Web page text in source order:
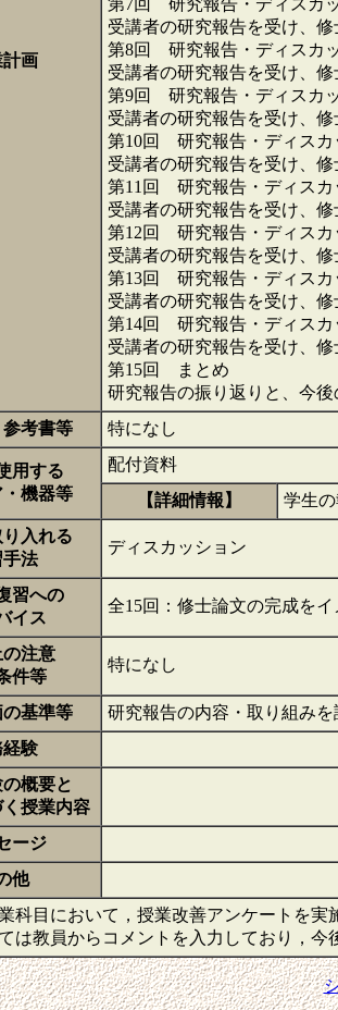
画
第7回 研究報告・ディスカ
受講者の研究報告を受け、
第8回 研究報告・ディスカ
受講者の研究報告を受け、
第9回 研究報告・ディスカ
受講者の研究報告を受け、
第10回 研究報告・ディスカ
受講者の研究報告を受け、
第11回 研究報告・ディスカ
受講者の研究報告を受け、
第12回 研究報告・ディスカ
受講者の研究報告を受け、
第13回 研究報告・ディスカ
受講者の研究報告を受け、
第14回 研究報告・ディスカ
受講者の研究報告を受け、
第15回 まとめ
研究報告の振り返りと、今
考書等
特になし
用する
・機器等
配付資料
【詳細情報】
学生
入れる
法
ディスカッション
習への
イス
全15回：修士論文の完成を
の注意
件等
特になし
基準等
研究報告の内容・取り組み
験
概要と
授業内容
ージ
他
科目において，授業改善アンケートを
は教員からコメントを入力しており，